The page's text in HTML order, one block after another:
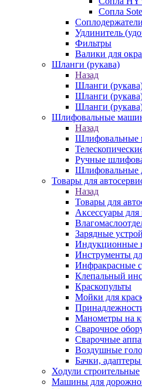
Сопла
Соплодержатели
Удлинитель
Фильтры
Валики для
Шланги (рукава)
Назад
Шланги
Шланги
Шланги
Шлифовальные
Назад
Шлифовальные
Ручные
Шлифовальные
Товары для
Назад
Товары для
Аксессуары для
Зарядные
Индукционные
Инструменты
Инфракрасные
Клепальный
Краскопульты
Мойки для
Манометры на
Сварочное
Сварочные
Воздушные
Бачки, адаптеры
Ходули строительные
Машины для